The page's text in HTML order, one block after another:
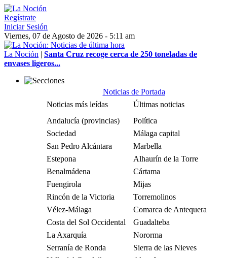
Regístrate
Iniciar Sesión
Viernes, 07 de Agosto de 2026 - 5:11 am
La Noción | Santa Cruz recoge cerca de 250 toneladas de
envases ligeros...
Noticias de Portada
Noticias más leídas
Últimas noticias
Andalucía (provincias)
Política
Sociedad
Málaga capital
San Pedro Alcántara
Marbella
Estepona
Alhaurín de la Torre
Benalmádena
Cártama
Fuengirola
Mijas
Rincón de la Victoria
Torremolinos
Vélez-Málaga
Comarca de Antequera
Costa del Sol Occidental
Guadalteba
La Axarquía
Nororma
Serranía de Ronda
Sierra de las Nieves